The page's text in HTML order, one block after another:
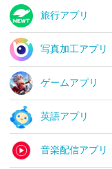
旅行アプリ
写真加工アプリ
ゲームアプリ
英語アプリ
音楽配信アプリ